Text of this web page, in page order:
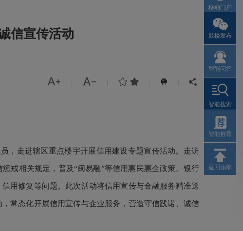
信宣传活动
     
，走进辖区重点楼宇开展信用建设专题宣传活动。走访
戒相关规定，普及“闽易融”等信用惠民惠企政策。银行
用修复等问题。此次活动将信用宣传与金融服务精准送
常态化开展信用宣传与企业服务，营造守信践诺、诚信
移动门户
鼓楼发布
智能问答
智能搜索
智能推荐
返回顶部